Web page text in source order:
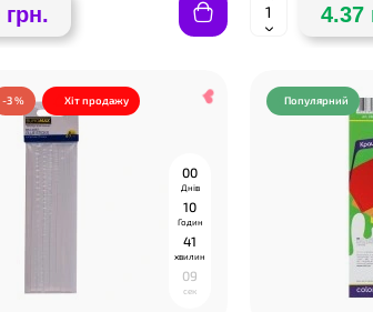
грн. 4.37
-3 % Хіт продажу
00
Днів
10
Годин
41
хвилин
08
сек
Популярний
❤